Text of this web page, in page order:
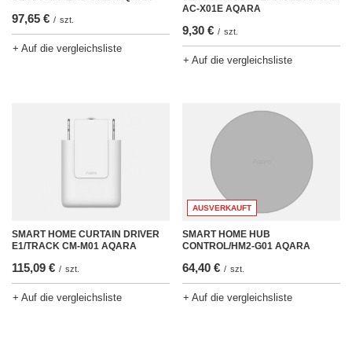
97,65 € / szt.
+ Auf die vergleichsliste
AC-X01E AQARA
9,30 € / szt.
+ Auf die vergleichsliste
SMART HOME CURTAIN DRIVER
E1/TRACK CM-M01 AQARA
115,09 € / szt.
+ Auf die vergleichsliste
AUSVERKAUFT
SMART HOME HUB
CONTROL/HM2-G01 AQARA
64,40 € / szt.
+ Auf die vergleichsliste